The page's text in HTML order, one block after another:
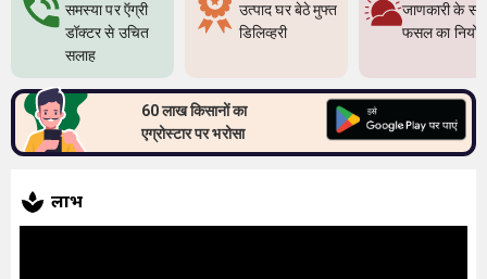
समस्या पर ऍग्री
डॉक्टर से उचित
सलाह
उत्पाद घर बेठे मुफ्त
डिलिव्हरी
जाणकारी के
फसल का
60 लाख किसानों का
एग्रोस्टार पर भरोसा
लाभ